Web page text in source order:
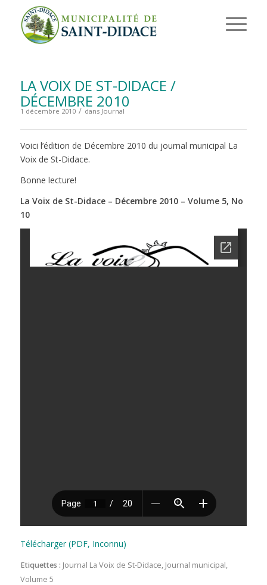
LA VOIX DE ST-DIDACE /
DÉCEMBRE 2010
1 décembre 2010 / dans Journal
Voici l’édition de Décembre 2010 du journal municipal La
Voix de St-Didace.
Bonne lecture!
La Voix de St-Didace – Décembre 2010 – Volume 5, No
10
Télécharger (PDF, Inconnu)
Etiquettes : Journal La Voix de St-Didace, Journal municipal,
Volume 5